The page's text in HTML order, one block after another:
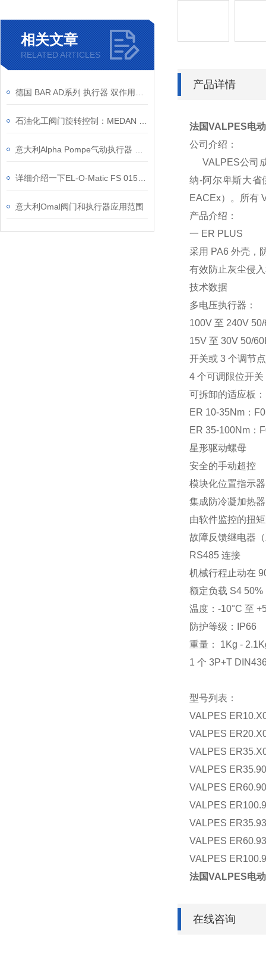
相关文章
RELATED ARTICLES
意大利Omal阀门和执行器应用范围
产品详情
法国VALPES电
公司介绍：
VALPES公司成
纳-阿尔卑斯大省
EACEx）。所有
产品介绍：
一 ER PLUS
采用 PA6 外壳，
有效防止灰尘侵
技术数据
多电压执行器：
100V 至 240V
15V 至 30V 50/
开关或 3 个调节
4 个可调限位开关
可拆卸的适应板：
ER 10-35Nm：
ER 35-100Nm：
星形驱动螺母
安全的手动超控
模块化位置指示器
集成防冷凝加热器
由软件监控的扭
故障反馈继电器
RS485 连接
机械行程止动在
额定负载 S4 50%
温度：-10°C 至
防护等级：IP66
重量： 1Kg -
1 个 3P+T
型号列表：
VALPES
VALPES
VALPES
VALPES
VALPES
VALPES
VALPES
VALPES
VALPES
法国VALPES电
在线咨询